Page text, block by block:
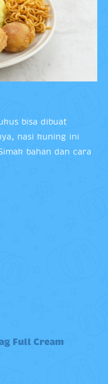
bisa dibuat
nasi kuning ini
bahan dan cara
Full Cream